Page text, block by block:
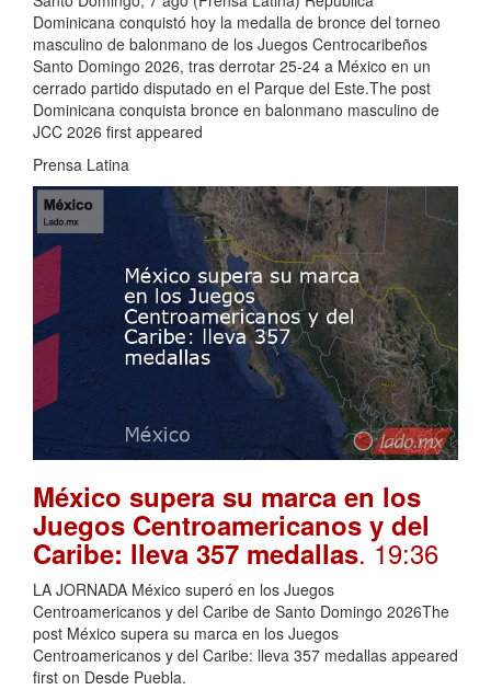
Dominicana conquistó hoy la medalla de bronce del torneo
masculino de balonmano de los Juegos Centrocaribeños
Santo Domingo 2026, tras derrotar 25-24 a México en un
cerrado partido disputado en el Parque del Este.The post
Dominicana conquista bronce en balonmano masculino de
JCC 2026 first appeared
Prensa Latina
México supera su marca en los
Juegos Centroamericanos y del
Caribe: lleva 357 medallas. 19:36
LA JORNADA México superó en los Juegos
Centroamericanos y del Caribe de Santo Domingo 2026The
post México supera su marca en los Juegos
Centroamericanos y del Caribe: lleva 357 medallas appeared
first on Desde Puebla.